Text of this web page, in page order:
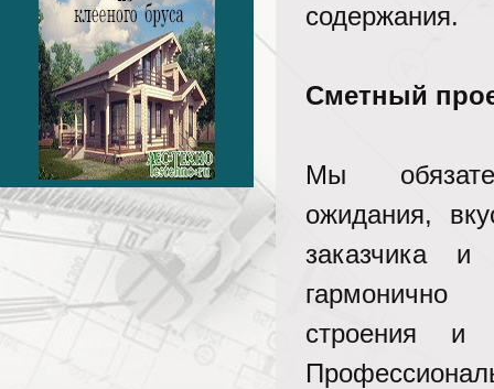
содержания.
Сметный
Мы
ожидания,
заказчика и
гармонично
строения и